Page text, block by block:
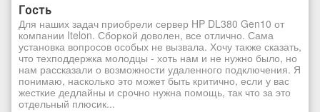
Гость
Для наших задач приобрели сервер HP DL380 Gen10 от
компании Itelon. Сборкой доволен, все отлично. Сама
установка вопросов особых не вызвала. Хочу также сказать,
что техподдержка молодцы - хоть нам и не нужно было, но
нам рассказали о возможности удаленного подключения. Я
понимаю, насколько это может быть критично, если у вас
жесткие дедлайны и срочно нужна помощь, так что за это
отдельный плюсик...